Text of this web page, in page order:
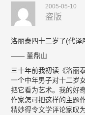
2005-05-10
盗版
洛丽泰四十二岁了(代译
—— 董鼎山
三十年前我初读《洛丽
一个中年男子对十二岁
把它看为艺术。我的好
作家怎可把这样的主题
精妙得令文学评论家叹